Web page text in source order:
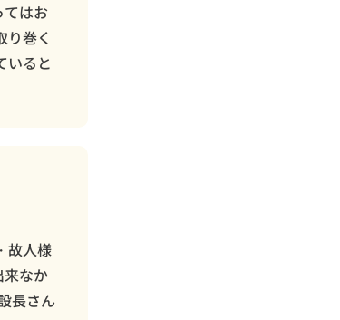
はお
り巻く
いると
故人様
来なか
長さん